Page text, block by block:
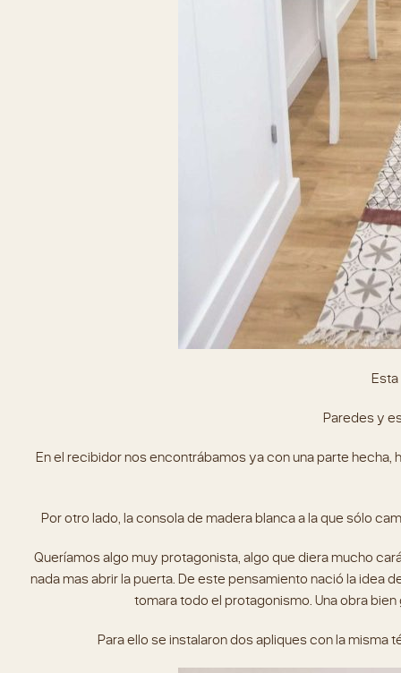
Paredes y
En el recibidor nos encontrábamos ya con una parte
Por otro lado, la consola de madera blanca a la que sólo
Queríamos algo muy protagonista, algo que diera mucho
nada mas abrir la puerta. De este pensamiento nació la idea
tomara todo el protagonismo. Una obra
Para ello se instalaron dos apliques con la misma